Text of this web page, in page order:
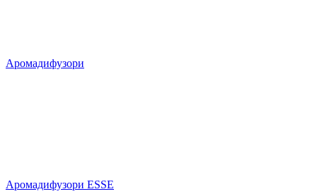
Аромадифузори
Аромадифузори ESSE